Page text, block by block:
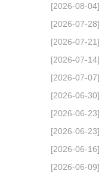
[2026-08-04]
[2026-07-28]
[2026-07-21]
[2026-07-14]
[2026-07-07]
[2026-06-30]
[2026-06-23]
[2026-06-23]
[2026-06-16]
[2026-06-09]